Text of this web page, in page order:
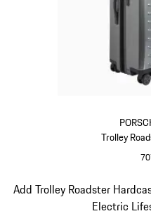
Trolley
Add Trolley Roadster
Electric
Diapositiva 6 de 20